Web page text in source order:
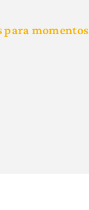
para momentos